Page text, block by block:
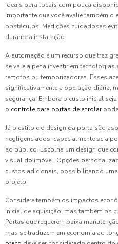
ideais para locais com pouca
importante que você avalie também o
obstáculos. Medições cuidadosas
durante a instalação.
A automação é um recurso que traz
se vale a pena investir em
remotos ou temporizadores. Esses
significativamente a operação diária,
segurança. Embora o custo inicial
o controle para portas de enrolar
Já o estilo e o design da porta são
negligenciados, especialmente se a
ao público. Escolha um design que
visual do imóvel. Opções
custos adicionais, possibilitando
projeto.
Considere também os impactos
inicial de aquisição, mas também os
Portas que requerem baixa
mas se traduzem em economia ao